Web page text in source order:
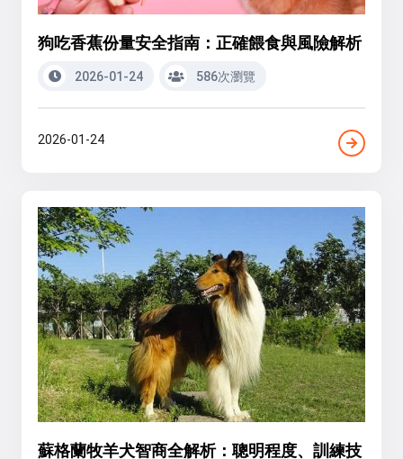
狗吃香蕉份量安全指南：正確餵食與風險解析
2026-01-24 586次瀏覽
2026-01-24
蘇格蘭牧羊犬智商全解析：聰明程度、訓練技